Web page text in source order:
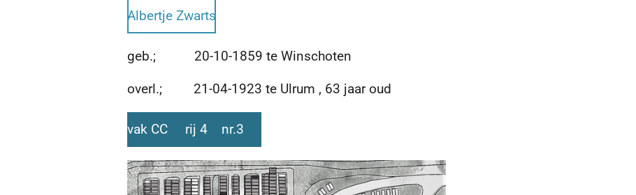
Albertje Zwarts
geb.; 20-10-1859 te Winschoten
overl.; 21-04-1923 te Ulrum , 63 jaar oud
vak CC rij 4 nr.3